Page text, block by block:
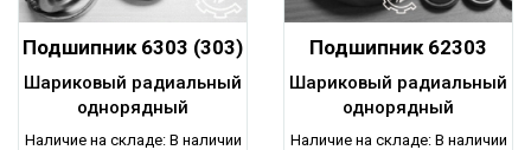
Подшипник 6303 (303)
шариковый
радиальный
однорядный
Шариковый радиальный
однорядный
Наличие на складе: В наличии
Подшипник 62303
(180603)
Шариковый радиальный
однорядный
Наличие на складе: В наличии